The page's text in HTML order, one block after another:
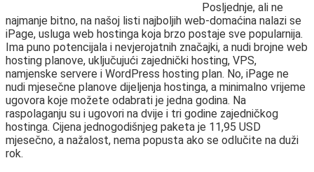
Posljednje, ali ne
najmanje bitno, na našoj listi najboljih web-domaćina nalazi se
iPage, usluga web hostinga koja brzo postaje sve popularnija.
Ima puno potencijala i nevjerojatnih značajki, a nudi brojne web
hosting planove, uključujući zajednički hosting, VPS,
namjenske servere i WordPress hosting plan. No, iPage ne
nudi mjesečne planove dijeljenja hostinga, a minimalno vrijeme
ugovora koje možete odabrati je jedna godina. Na
raspolaganju su i ugovori na dvije i tri godine zajedničkog
hostinga. Cijena jednogodišnjeg paketa je 11,95 USD
mjesečno, a nažalost, nema popusta ako se odlučite na duži
rok.